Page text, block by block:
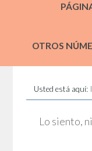
OTROS
Usted está aquí:
Lo siento,